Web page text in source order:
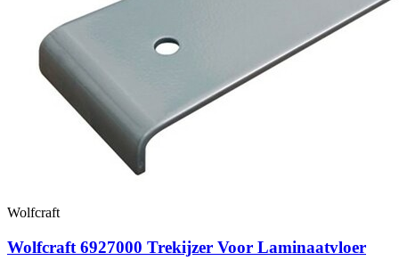
Wolfcraft
Wolfcraft 6927000 Trekijzer Voor Laminaatvloer